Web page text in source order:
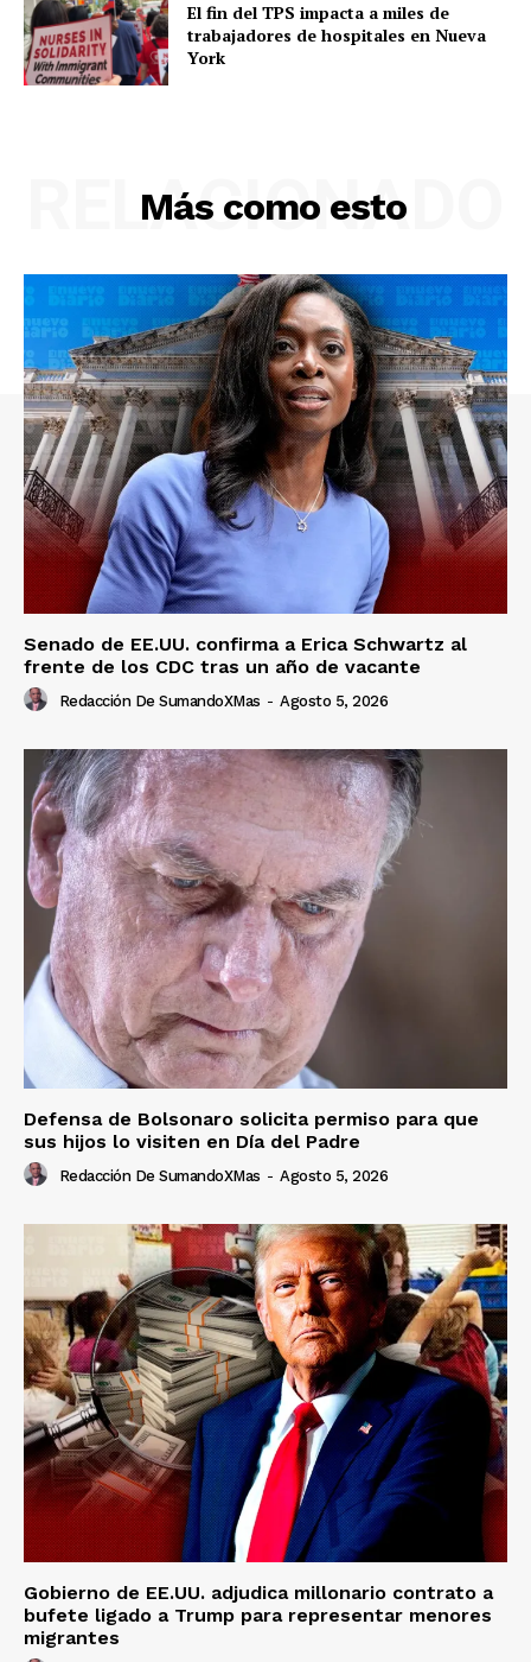
El fin del TPS impacta a miles de
trabajadores de hospitales en Nueva
York
Más como esto
RELACIONADO
Senado de EE.UU. confirma a Erica Schwartz al
frente de los CDC tras un año de vacante
Redacción De SumandoXMas - Agosto 5, 2026
Defensa de Bolsonaro solicita permiso para que
sus hijos lo visiten en Día del Padre
Redacción De SumandoXMas - Agosto 5, 2026
Gobierno de EE.UU. adjudica millonario contrato a
bufete ligado a Trump para representar menores
migrantes